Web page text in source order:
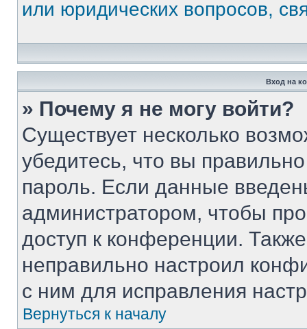
или юридических вопросов,
Вход на
» Почему я не могу войти?
Существует несколько
убедитесь, что вы
пароль. Если данные
администратором, чтобы
доступ к конференции.
неправильно настроил
с ним для исправления
Вернуться к началу